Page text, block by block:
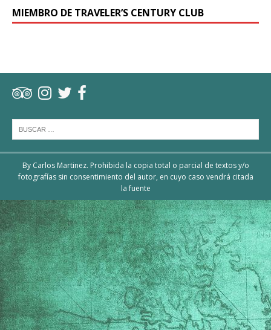
MIEMBRO DE TRAVELER’S CENTURY CLUB
By Carlos Martinez. Prohibida la copia total o parcial de textos y/o
fotografías sin consentimiento del autor, en cuyo caso vendrá citada
la fuente